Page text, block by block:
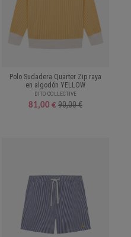
Polo Sudadera Quarter Zip raya
en algodón YELLOW
DITO COLLECTIVE
81,00 € 90,00 €